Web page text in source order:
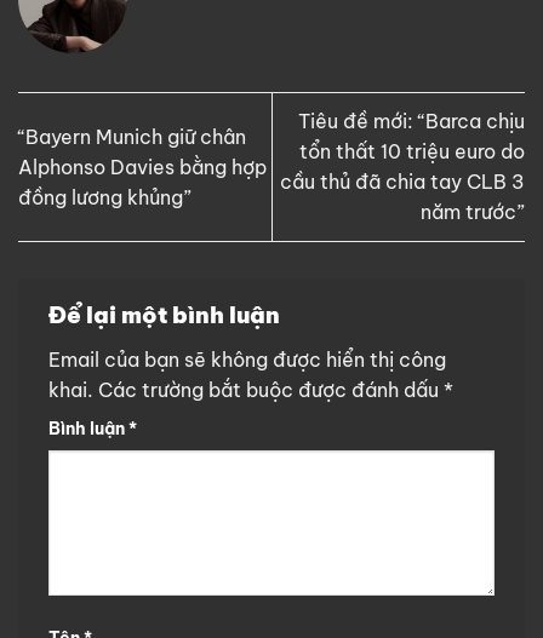
“Bayern Munich giữ chân
Alphonso Davies bằng hợp
đồng lương khủng”
Tiêu đề mới: “Barca chịu
tổn thất 10 triệu euro do
cầu thủ đã chia tay CLB 3
năm trước”
Để lại một bình luận
Email của bạn sẽ không được hiển thị công
khai. Các trường bắt buộc được đánh dấu *
Bình luận*